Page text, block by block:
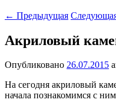
← Предыдущая
Акриловый
Опубликовано 26.07.2015
На сегодня акриловый
начала познакомимся с